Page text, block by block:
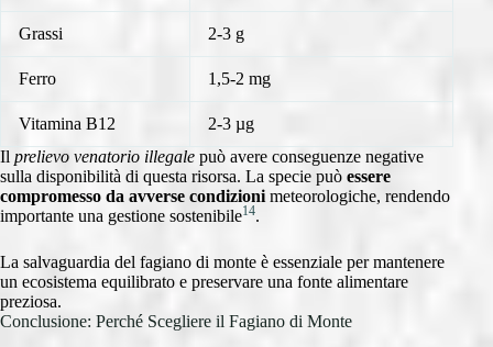
Grassi 2-3 g
Ferro 1,5-2 mg
Vitamina B12
2-3 µg
Il prelievo venatorio illegale può avere conseguenze negative
sulla disponibilità di questa risorsa. La specie può essere
compromesso da avverse condizioni meteorologiche, rendendo
importante una gestione sostenibile14.
La salvaguardia del fagiano di monte è essenziale per mantenere
un ecosistema equilibrato e preservare una fonte alimentare
preziosa.
Conclusione: Perché Scegliere il Fagiano di Monte